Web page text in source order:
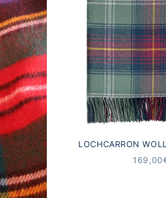
LOCHCARRON
TARTAN